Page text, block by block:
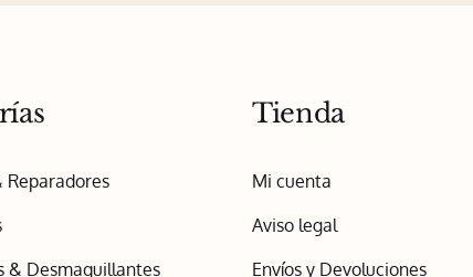
& Desmaquillantes
Tienda
Mi cuenta
Aviso legal
Envíos y Devoluciones